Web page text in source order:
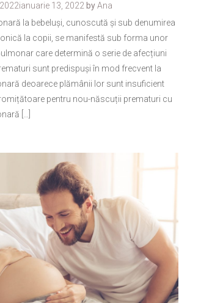
ianuarie 13, 2022 byAna
la bebeluși, cunoscută și sub denumirea
la copii, se manifestă sub forma unor
care determină o serie de afecțiuni
sunt predispuși în mod frecvent la
deoarece plămânii lor sunt insuficient
pentru nou-născuții prematuri cu
[…]